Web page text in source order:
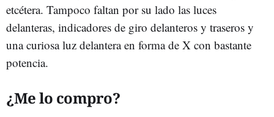
etcétera. Tampoco faltan por su lado las luces
delanteras, indicadores de giro delanteros y traseros y
una curiosa luz delantera en forma de X con bastante
potencia.
¿Me lo compro?